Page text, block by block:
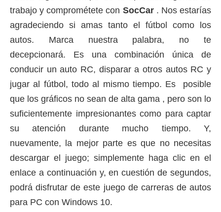
trabajo y comprométete con SocCar . Nos estarías
agradeciendo si amas tanto el fútbol como los
autos. Marca nuestra palabra, no te
decepcionará. Es una combinación única de
conducir un auto RC, disparar a otros autos RC y
jugar al fútbol, ​​todo al mismo tiempo. Es posible
que los gráficos no sean de alta gama , pero son lo
suficientemente impresionantes como para captar
su atención durante mucho tiempo. Y,
nuevamente, la mejor parte es que no necesitas
descargar el juego; simplemente haga clic en el
enlace a continuación y, en cuestión de segundos,
podrá disfrutar de este juego de carreras de autos
para PC con Windows 10.